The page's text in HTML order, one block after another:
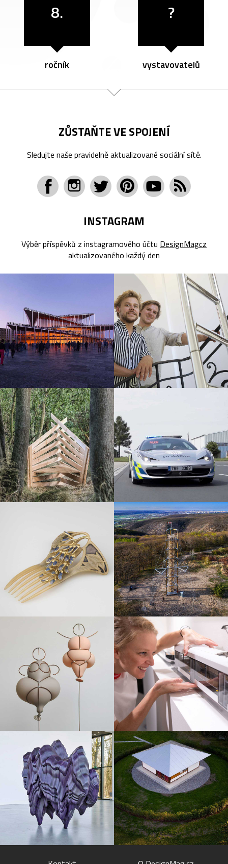
8.
ročník
?
vystavovatelů
ZŮSTAŇTE VE SPOJENÍ
Sledujte naše pravidelně aktualizované sociální sítě.
INSTAGRAM
Výběr příspěvků z instagramového účtu DesignMagcz
aktualizovaného každý den